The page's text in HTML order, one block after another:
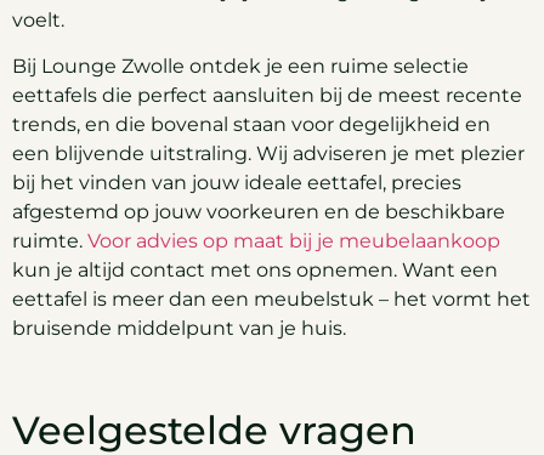
voelt.
Bij Lounge Zwolle ontdek je een ruime selectie
eettafels die perfect aansluiten bij de meest recente
trends, en die bovenal staan voor degelijkheid en
een blijvende uitstraling. Wij adviseren je met plezier
bij het vinden van jouw ideale eettafel, precies
afgestemd op jouw voorkeuren en de beschikbare
ruimte. Voor advies op maat bij je meubelaankoop
kun je altijd contact met ons opnemen. Want een
eettafel is meer dan een meubelstuk – het vormt het
bruisende middelpunt van je huis.
Veelgestelde vragen